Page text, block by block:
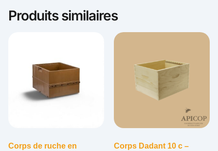
Produits similaires
Corps de ruche en
Corps Dadant 10 c –